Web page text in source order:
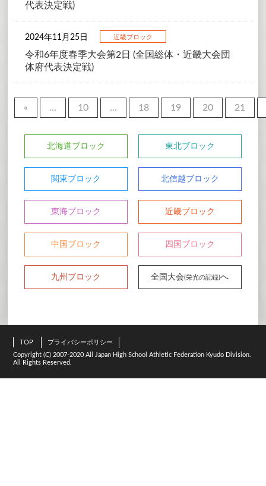
代表決定戦)
2024年11月25日 近畿ブロック
令和6年度春季大会第2日 (全国総体・近畿大会団
体府代表決定戦)
« ... 10 ... 18 19 20 21
北海道ブロック 東北ブロック
関東ブロック 北信越ブロック
東海ブロック 近畿ブロック
中国ブロック 四国ブロック
九州ブロック 全国大会(栄光の記録)へ
TOP
プライバシーポリシー
Copyright (C) 2007-2020 All Japan High School Athletic Federation Kyudo Division.
All Rights Reserved.